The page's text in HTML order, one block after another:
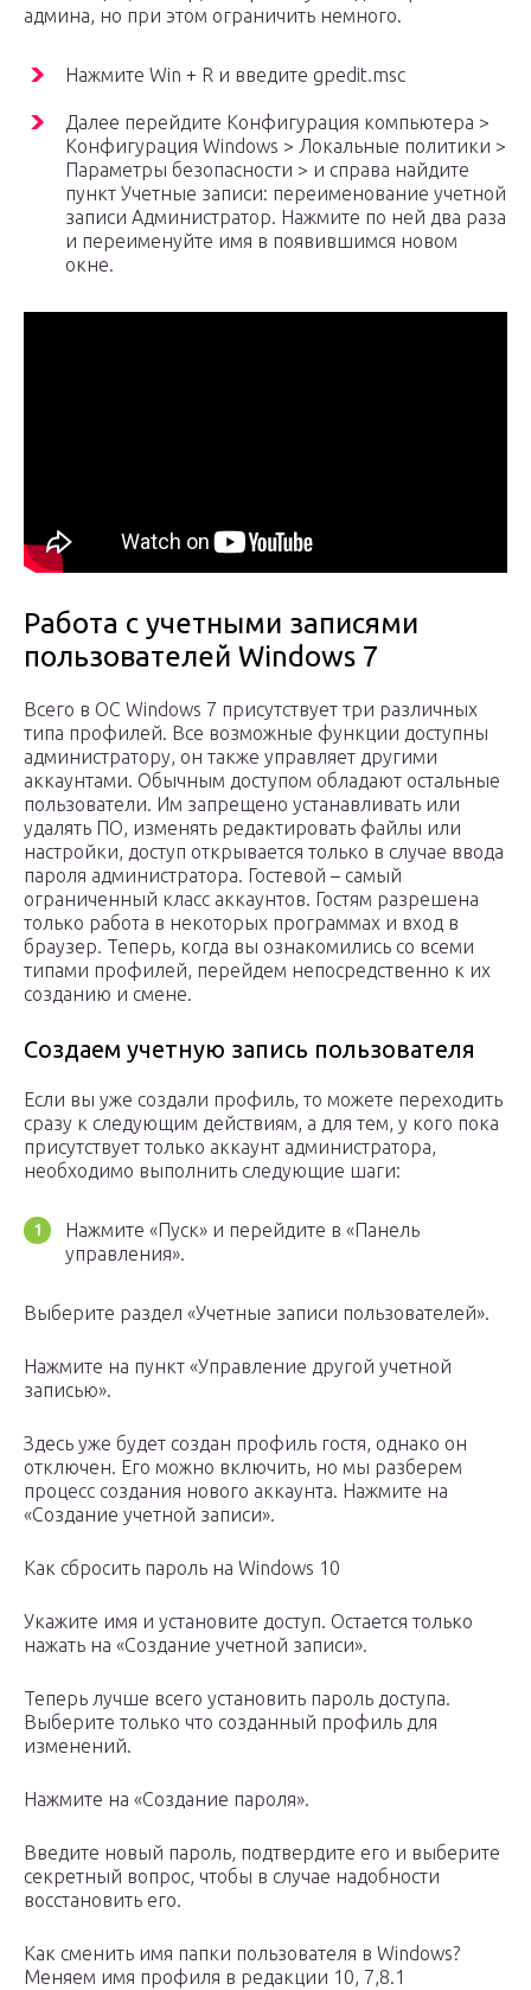
админа, но при этом ограничить немного.
Нажмите Win + R и введите gpedit.msc
Далее перейдите Конфигурация компьютера >
Конфигурация Windows > Локальные политики >
Параметры безопасности > и справа найдите
пункт Учетные записи: переименование учетной
записи Администратор. Нажмите по ней два раза
и переименуйте имя в появившимся новом
окне.
Работа с учетными записями
пользователей Windows 7
Всего в ОС Windows 7 присутствует три различных
типа профилей. Все возможные функции доступны
администратору, он также управляет другими
аккаунтами. Обычным доступом обладают остальные
пользователи. Им запрещено устанавливать или
удалять ПО, изменять редактировать файлы или
настройки, доступ открывается только в случае ввода
пароля администратора. Гостевой – самый
ограниченный класс аккаунтов. Гостям разрешена
только работа в некоторых программах и вход в
браузер. Теперь, когда вы ознакомились со всеми
типами профилей, перейдем непосредственно к их
созданию и смене.
Создаем учетную запись пользователя
Если вы уже создали профиль, то можете переходить
сразу к следующим действиям, а для тем, у кого пока
присутствует только аккаунт администратора,
необходимо выполнить следующие шаги:
Нажмите «Пуск» и перейдите в «Панель
управления».
Выберите раздел «Учетные записи пользователей».
Нажмите на пункт «Управление другой учетной
записью».
Здесь уже будет создан профиль гостя, однако он
отключен. Его можно включить, но мы разберем
процесс создания нового аккаунта. Нажмите на
«Создание учетной записи».
Как сбросить пароль на Windows 10
Укажите имя и установите доступ. Остается только
нажать на «Создание учетной записи».
Теперь лучше всего установить пароль доступа.
Выберите только что созданный профиль для
изменений.
Нажмите на «Создание пароля».
Введите новый пароль, подтвердите его и выберите
секретный вопрос, чтобы в случае надобности
восстановить его.
Как сменить имя папки пользователя в Windows?
Меняем имя профиля в редакции 10, 7,8.1